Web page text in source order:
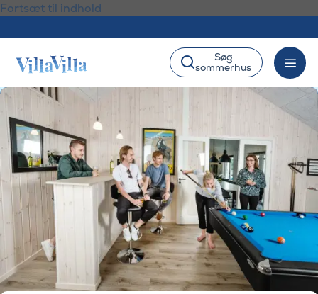
Fortsæt til indhold
Søg
sommerhus